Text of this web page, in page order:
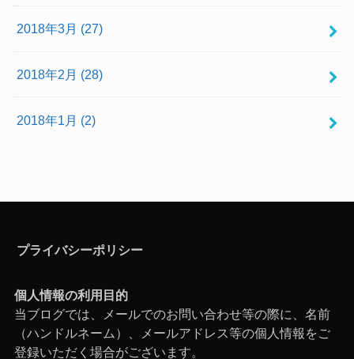
2018年3月 (27)
2018年2月 (28)
2018年1月 (2)
プライバシーポリシー
個人情報の利用目的
当ブログでは、メールでのお問い合わせ等の際に、名前
（ハンドルネーム）、メールアドレス等の個人情報をご
登録いただく場合がございます。